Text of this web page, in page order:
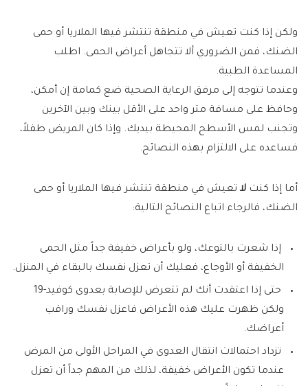
ولكن إذا كنت تعيش في منطقة تنتشر فيها الملاريا أو حمى
الضنك، فمن الضروري ألا تتجاهل أعراض الحمى. اطلب
المساعدة الطبية.
وعندما تتوجه إلى مرفق الرعاية الصحية ضع كمامة إن أمكن،
وحافظ على مسافة متر واحد على الأقل بينك وبين الآخرين
وتجنب لمس الأسطح المحيطة بيديك. وإذا كان المريض طفلاً،
فساعده على الالتزام بهذه النصائح.
أما إذا كنت لا تعيش في منطقة تنتشر فيها الملاريا أو حمى
الضنك، فالرجاء اتباع النصائح التالية:
إذا شعرت بالتوعك، ولو بأعراض خفيفة جداً مثل الحمى
الخفيفة أو الأوجاع، فعليك أن تعزل نفسك بالبقاء في المنزل.
حتى إذا اعتقدت أنك لم تتعرض للإصابة بعدوى كوفيد-19
ولكن ظهرت عليك هذه الأعراض فاعزل نفسك وراقب
أعراضك.
تزداد احتمالات انتقال العدوى في المراحل الأولى من المرض
عندما تكون الأعراض خفيفة، لذلك من المهم جداً أن تعزل